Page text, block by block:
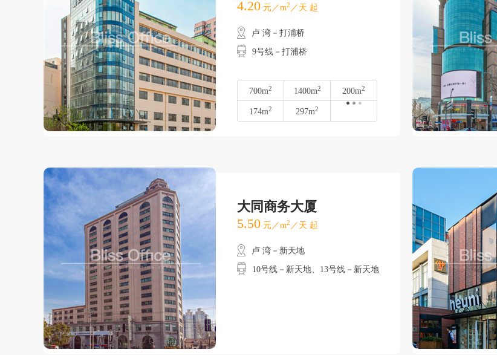
4.20 元／m2 ／天 起
卢 湾－打浦桥
9号线－打浦桥
700m2 1400m2 200m2
174m2 297m2
大同商务大厦
5.50 元／m2 ／天 起
卢 湾－新天地
10号线－新天地、13号线－新天地